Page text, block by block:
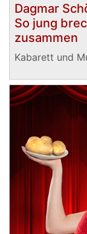
Dagmar
So jung
zusammen
Kabarett und